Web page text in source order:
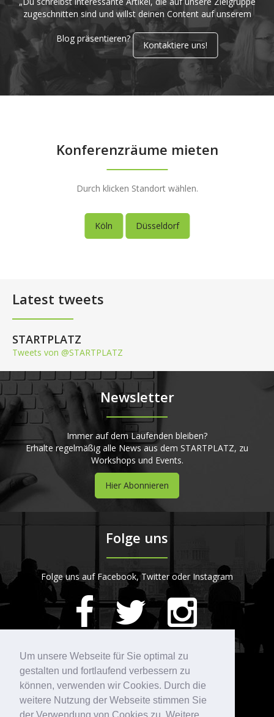
Um unsere Webseite für Sie optimal zu
gestalten und fortlaufend verbessern zu
können, verwenden wir Cookies. Durch die
weitere Nutzung der Webseite stimmen Sie
zugeschnitten sind und willst deinen Content auf unserem
Blog präsentieren?
Kontaktiere uns!
Konferenzräume mieten
Durch klicken Standort wählen.
Köln Düsseldorf
Latest tweets
STARTPLATZ
Tweets von @STARTPLATZ
Newsletter
Immer auf dem Laufenden bleiben?
Erhalte regelmäßig alle News aus dem STARTPLATZ, zu
Workshops und Events.
Hier Abonnieren
Folge uns
Folge uns auf Facebook, Twitter oder Instagram
STARTPLATZ
420Bewertungen auf ProvenExpert.com
Kontakt